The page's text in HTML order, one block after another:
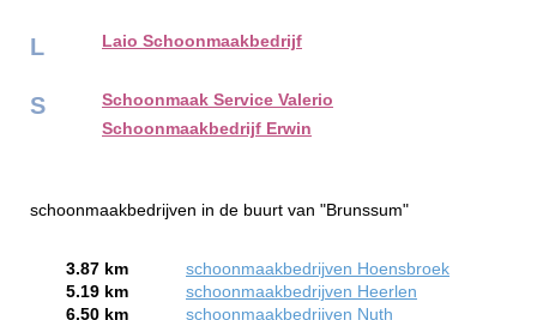
L Laio Schoonmaakbedrijf
S
Schoonmaak Service Valerio
Schoonmaakbedrijf Erwin
schoonmaakbedrijven in de buurt van "Brunssum"
3.87 km
schoonmaakbedrijven Hoensbroek
5.19 km
schoonmaakbedrijven Heerlen
6.50 km
schoonmaakbedrijven Nuth